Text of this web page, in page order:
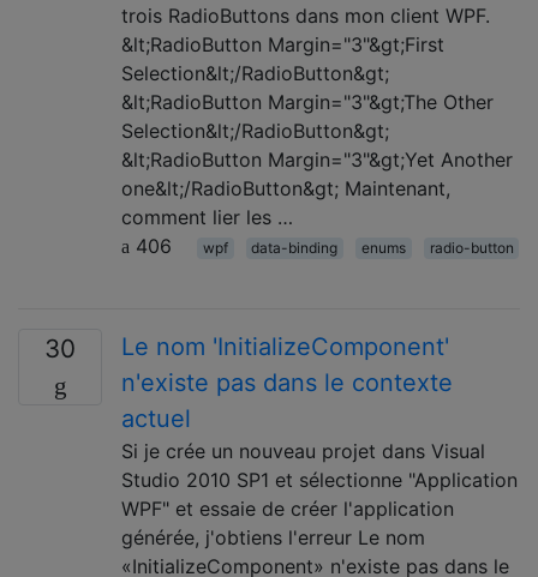
trois RadioButtons dans mon client WPF.
&lt;RadioButton Margin="3"&gt;First
Selection&lt;/RadioButton&gt;
&lt;RadioButton Margin="3"&gt;The Other
Selection&lt;/RadioButton&gt;
&lt;RadioButton Margin="3"&gt;Yet Another
one&lt;/RadioButton&gt; Maintenant,
comment lier les …
406
wpf data-binding enums radio-button
30
Le nom 'InitializeComponent'
n'existe pas dans le contexte
actuel
Si je crée un nouveau projet dans Visual
Studio 2010 SP1 et sélectionne "Application
WPF" et essaie de créer l'application
générée, j'obtiens l'erreur Le nom
«InitializeComponent» n'existe pas dans le